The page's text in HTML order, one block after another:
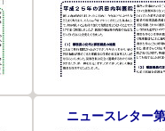
ニュースレター